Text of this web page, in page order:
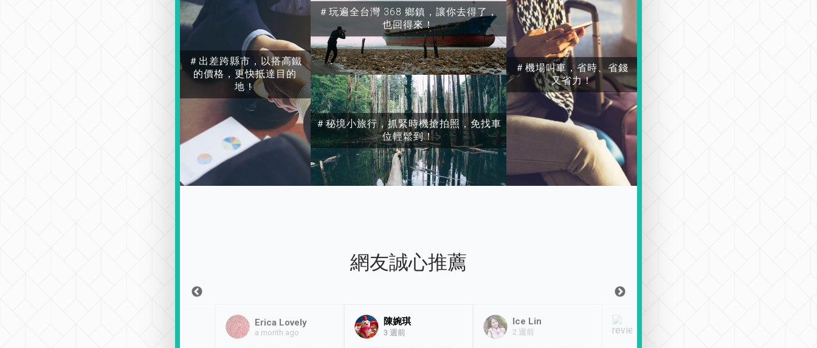
＃出差跨縣市，以搭高鐵
的價格，更快抵達目的
地！
＃玩遍全台灣 368 鄉鎮，讓你去得了，
也回得來！
＃秘境小旅行，抓緊時機搶拍照，免找車
位輕鬆到！
＃機場叫車，省時、省錢
又省力！
網友誠心推薦
Erica Lovely
a month ago
陳婉琪
3 週前
Ice Lin
2 週前